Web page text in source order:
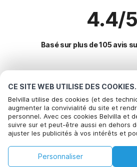
CE SITE WEB UTILISE DES COOKIES.
Belvilla utilise des cookies (et des
augmenter la convivialité du site et
personnel. Avec ces cookies Belvilla et
suivre sur et peut-être aussi en dehors
ajuster les publicités à vos intérêts et
Accepter, vous acceptez de le faire.
être trouvées dans notre
politique de
Personnaliser
4.4/5
Basé sur plus de 105 avis
Destinations les plus
vacances
Villes offrant les meilleures
Maison de vacances avec piscine gourdon
Location de vacances pour enfants masclat
Location de vacances pour enfants
Commodités populaires pour les
Maison de vacances à la campagne
Villes populaires pour les vacances